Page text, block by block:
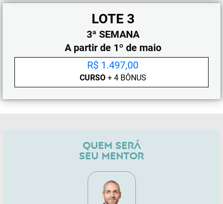
LOTE 3
3ª SEMANA
A partir de 1º de maio
R$ 1.497,00
CURSO+ 4 BÔNUS
QUEM SERÁ
SEU MENTOR